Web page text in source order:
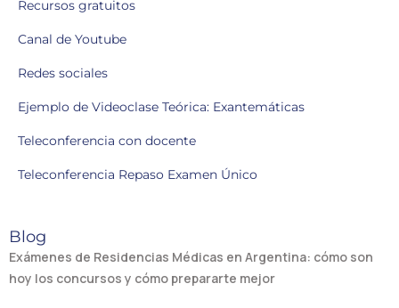
Recursos gratuitos
Canal de Youtube
Redes sociales
Ejemplo de Videoclase Teórica: Exantemáticas
Teleconferencia con docente
Teleconferencia Repaso Examen Único
Blog
Exámenes de Residencias Médicas en Argentina: cómo son
hoy los concursos y cómo prepararte mejor